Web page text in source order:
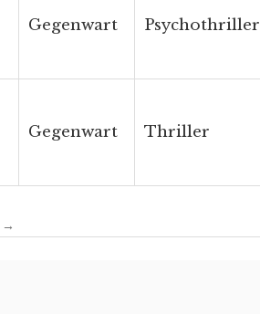
Gegenwart Psychothriller
Gegenwart Thriller
→